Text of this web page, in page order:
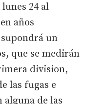
24 al
años
un
que se medirán
division,
las fugas e
de las